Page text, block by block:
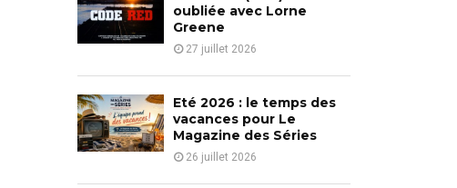
o
r
:
H
oubliée avec Lorne
Greene
27 juillet 2026
Eté 2026 : le temps des
vacances pour Le
Magazine des Séries
26 juillet 2026